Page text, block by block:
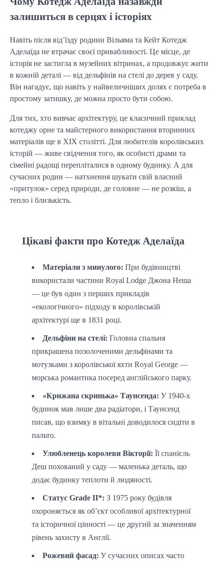
залишиться в серцях і історіях
Навіть після від’їзду родини Вільяма та Кейт Котедж
Аделаїда не втрачає своєї привабливості. Це місце, де
історія не застигла в музейних вітринах, а продовжує жити
в кожній деталі — від дельфінів на стелі до дерев у саду.
Він нагадує, що навіть у найвеличніших долях є потреба в
простому затишку, де можна просто бути собою.
Для тих, хто вивчає архітектуру, це класичний приклад
котеджу орне та майстерного використання вторинних
матеріалів ще в XIX столітті. Для любителів королівських
історій — живе свідчення того, як особисті драми та
сімейні радощі перепліталися в одному будинку. А для
сучасних родин — натхнення шукати свій власний
«притулок» серед природи, де головне — не розкіш, а
тепло і близькість.
Цікаві факти про Котедж Аделаїда
Матеріали з минулого: При будівництві
використали частини Royal Lodge Джона Неша
— це був один з перших прикладів
«екологічного» підходу в королівській
архітектурі ще в 1831 році.
Дельфіни на стелі: Головна спальня
прикрашена позолоченими дельфінами та
мотузками з королівської яхти Royal George —
морська романтика посеред англійського парку.
«Крижана скринька» Таунсенда: У 1940-х
будинок мав лише два радіатори, і Таунсенд
писав, що взимку в вітальні доводилося сидіти в
пальто.
Улюбленець королеви Вікторії: Її спанієль
Деш похований у саду — маленька деталь, що
додає будинку теплоти й людяності.
Статус Grade II*: З 1975 року будівля
охороняється як об’єкт особливої архітектурної
та історичної цінності — це другий за значенням
рівень захисту в Англії.
Рожевий фасад: У сучасних описах часто